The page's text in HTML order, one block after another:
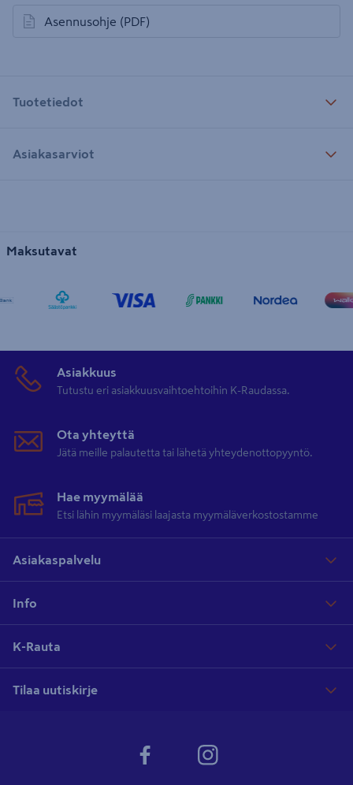
Asennusohje (PDF)
avautuu uuteen välilehteen
Tuotetiedot
Asiakasarviot
Maksutavat
Asiakkuus
Tutustu eri asiakkuusvaihtoehtoihin K-Raudassa.
Ota yhteyttä
Jätä meille palautetta tai lähetä yhteydenottopyyntö.
Hae myymälää
Etsi lähin myymäläsi laajasta myymäläverkostostamme
Asiakaspalvelu
Info
K-Rauta
Tilaa uutiskirje